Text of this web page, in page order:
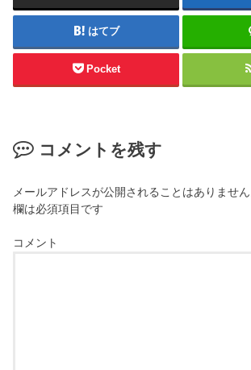
はてブ
Pocket
コメントを残す
メールアドレスが公開されることはありません
欄は必須項目です
コメント